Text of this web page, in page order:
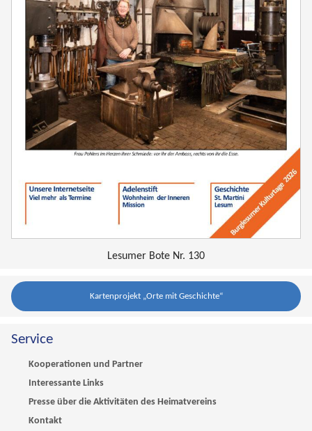
Lesumer Bote Nr. 130
Kartenprojekt „Orte mit Geschichte“
Service
Kooperationen und Partner
Interessante Links
Presse über die Aktivitäten des Heimatvereins
Kontakt